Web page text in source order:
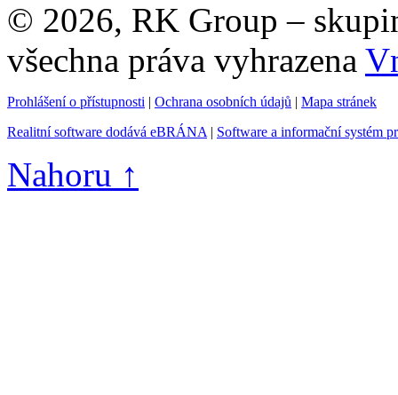
© 2026, RK Group –
všechna práva vyhrazena
Prohlášení o přístupnosti Ochrana osobních údajů
Mapa stránek
Realitní software dodává eBRÁNA| Software a informační systém
Nahoru ↑